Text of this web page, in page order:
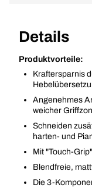
Details
Produktvorteile:
Kraftersparnis
Angenehmes
weicher
Schneiden
harten- und
Mit "Touch-
Blendfreie,
Die 3-